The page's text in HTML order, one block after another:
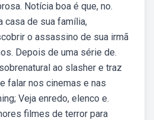
Notícia boa é que, no.
casa de sua família,
o assassino de sua irmã
Depois de uma série de.
ao slasher e traz
falar nos cinemas e nas
Veja enredo, elenco e.
filmes de terror para